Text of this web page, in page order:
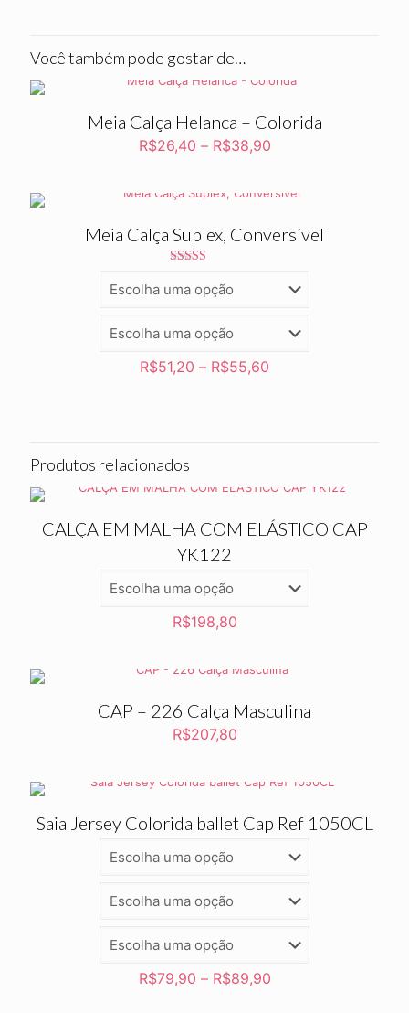
Você também pode gostar de…
Meia Calça Helanca – Colorida
R$26,40 – R$38,90
Meia Calça Suplex, Conversível
5.00
de 5
R$51,20 – R$55,60
Produtos relacionados
CALÇA EM MALHA COM ELÁSTICO CAP
YK122
R$198,80
CAP – 226 Calça Masculina
R$207,80
Saia Jersey Colorida ballet Cap Ref 1050CL
R$79,90 – R$89,90